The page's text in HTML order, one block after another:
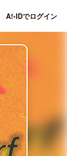
A!-IDでログイン